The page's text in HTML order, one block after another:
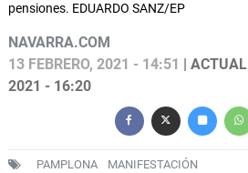
pensiones. EDUARDO SANZ/EP
NAVARRA.COM
13 FEBRERO, 2021 - 14:51
|
2021 - 16:20
PAMPLONA MANIFESTACIÓN